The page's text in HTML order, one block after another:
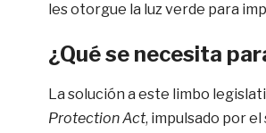
les otorgue la luz verde para
¿Qué se necesita
La solución a este limbo
Protection Act, impulsado por